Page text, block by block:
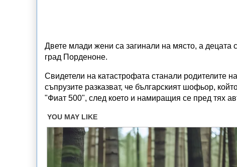
Двете млади жени са загинали на място, а децата
град Порденоне.
Свидетели на катастрофата станали родителите
съпрузите разказват, че българският шофьор,
"Фиат 500", след което и намиращия се пред тях